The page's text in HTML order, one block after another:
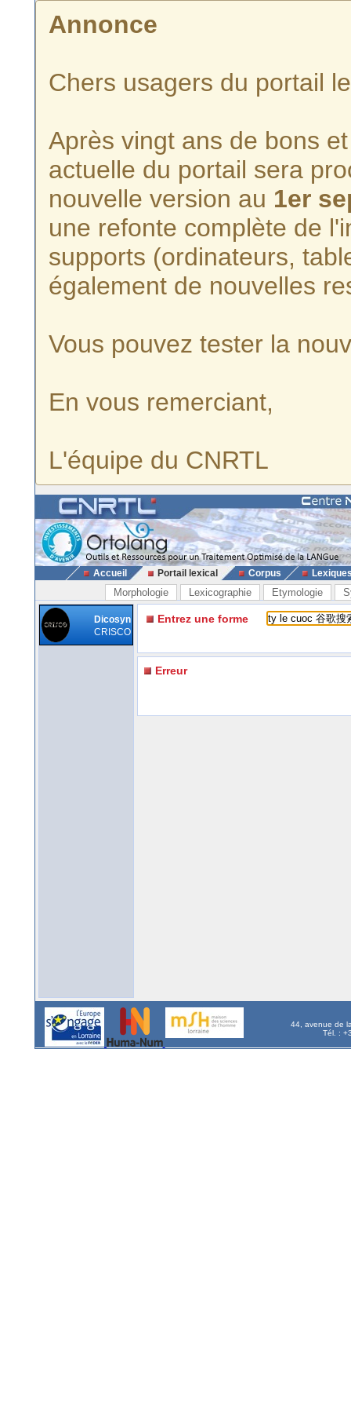
Annonce
Chers usagers du portail
Après vingt ans de bons
actuelle du portail sera
nouvelle version au 1er
une refonte complète de
supports (ordinateurs,
également de nouvelles
Vous pouvez tester la
En vous remerciant,
L'équipe du CNRTL
Accueil Portail lexical Corpus
Morphologie Lexicographie Etymologie
Dicosyn
CRISCO
Entrez une forme
Erreur
44, avenue de
Tél. :